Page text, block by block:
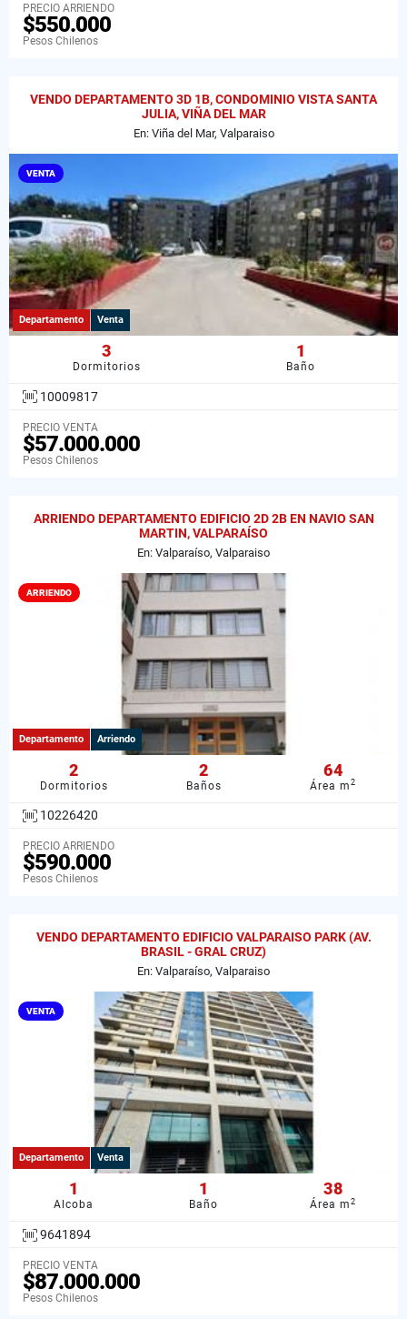
PRECIO ARRIENDO
$550.000
Pesos Chilenos
VENDO DEPARTAMENTO 3D 1B, CONDOMINIO VISTA SANTA
JULIA, VIÑA DEL MAR
En: Viña del Mar, Valparaiso
VENTA
Departamento Venta
3
Dormitorios
1
Baño
10009817
PRECIO VENTA
$57.000.000
Pesos Chilenos
ARRIENDO DEPARTAMENTO EDIFICIO 2D 2B EN NAVIO SAN
MARTIN, VALPARAÍSO
En: Valparaíso, Valparaiso
ARRIENDO
Departamento Arriendo
2
Dormitorios
2
Baños
64
Área m2
10226420
PRECIO ARRIENDO
$590.000
Pesos Chilenos
VENDO DEPARTAMENTO EDIFICIO VALPARAISO PARK (AV.
BRASIL - GRAL CRUZ)
En: Valparaíso, Valparaiso
VENTA
Departamento Venta
1
Alcoba
1
Baño
38
Área m2
9641894
PRECIO VENTA
$87.000.000
Pesos Chilenos